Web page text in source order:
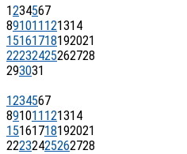
1234567
891011121314
15161718192021
22232425262728
293031
1234567
891011121314
15161718192021
22232425262728